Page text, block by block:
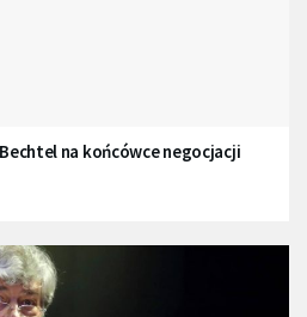
na końcówce negocjacji